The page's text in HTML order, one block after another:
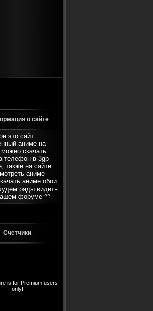
о сайте
это сайт
аниме на
скачать
телефон в 3gp
также на сайте
аниме
аниме обои
рады видить
форуме ^^
Счетчики
is for Premium users
only!